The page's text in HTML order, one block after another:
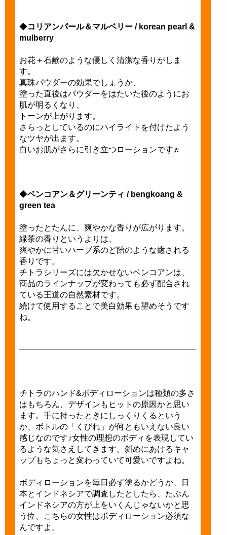
◆コリアンパール＆マルベリー / korean pearl &
mulberry
お花＋石鹸のような優しく清潔な香りがしま
す。
真珠パウダーの効果でしょうか、
塗った直後はパウダーをはたいた後のようにお
肌が明るくなり、
トーンが上がります。
さらっとしているのにハイライトを付けたよう
なツヤが出ます。
白いお肌がさらに引き立つローションです♬
◆ベンコアン＆グリーンティ / bengkoang &
green tea
塗ったとたんに、爽やかな香りが広がります。
緑茶の香りというよりは、
爽やかに甘いハーブ系のど飴のような癒される
香りです。
チトラシリーズには欠かせないベンコアンは、
商品のラインナップが変わっても必ず配合され
ている王道の自然素材です。
続けて使用することで美白効果も望めそうです
ね。
チトラのハンド&ボディローションは種類の多さ
はもちろん、デザインもヒットの原因かと思い
ます。手に持ったときにしっくりくるという
か、ボトルの「くびれ」が何ともいえない良い
感じなのです♪女性の理想のボディを表現してい
るような気さえしてきます。斜めにあけるキャ
ップもちょっと変わっていて可愛いですよね。
ボディローションを毎日必ず塗るかどうか、日
本とインドネシアで調査したとしたら、たぶん
インドネシアの方が上をいくんじゃないかと思
う位、こちらの女性はボディローション必須な
んですよ。